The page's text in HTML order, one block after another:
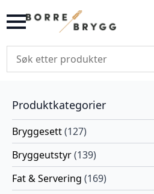
Produktkategorier
Bryggesett(127)
Bryggeutstyr(139)
Fat & Servering (169)